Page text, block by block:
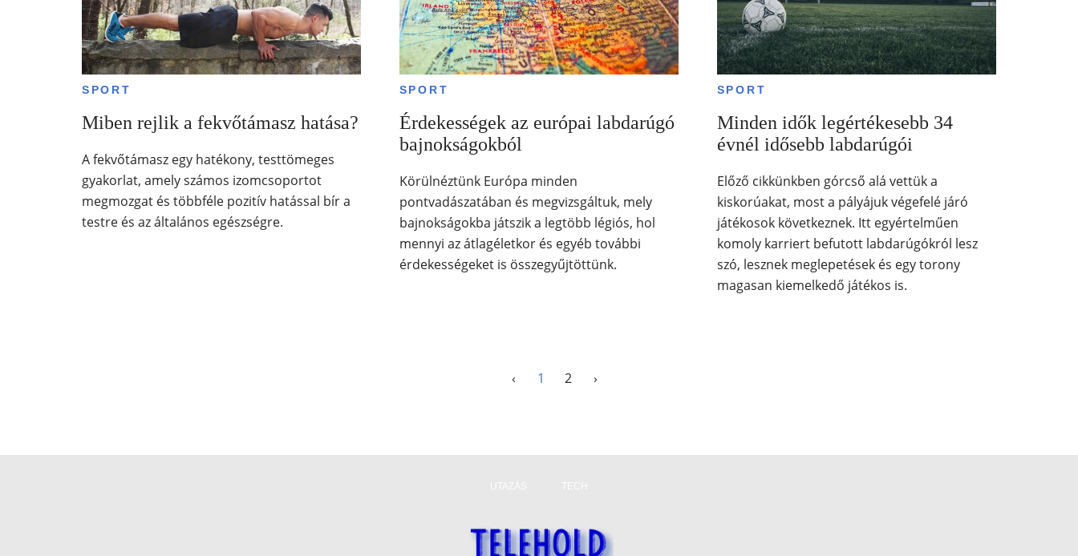
SPORT
Miben rejlik a fekvőtámasz hatása?
A fekvőtámasz egy hatékony, testtömeges
gyakorlat, amely számos izomcsoportot
megmozgat és többféle pozitív hatással bír a
testre és az általános egészségre.
SPORT
Érdekességek az európai labdarúgó
bajnokságokból
Körülnéztünk Európa minden
pontvadászatában és megvizsgáltuk, mely
bajnokságokba játszik a legtöbb légiós, hol
mennyi az átlagéletkor és egyéb további
érdekességeket is összegyűjtöttünk.
SPORT
Minden idők legértékesebb 34
évnél idősebb labdarúgói
Előző cikkünkben górcső alá vettük a
kiskorúakat, most a pályájuk végefelé járó
játékosok következnek. Itt egyértelműen
komoly karriert befutott labdarúgókról lesz
szó, lesznek meglepetések és egy torony
magasan kiemelkedő játékos is.
‹ 1 2 ›